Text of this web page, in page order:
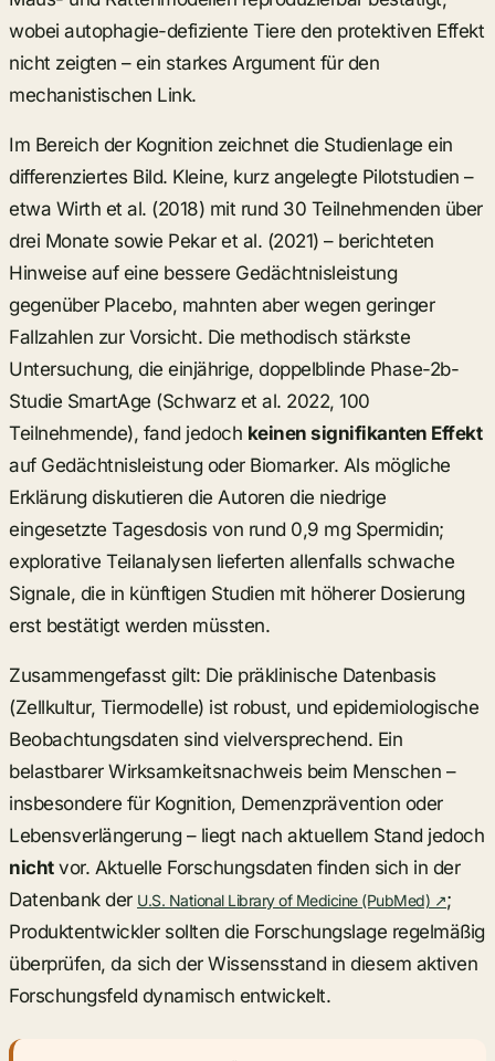
wobei autophagie-defiziente Tiere den protektiven Effekt
nicht zeigten – ein starkes Argument für den
mechanistischen Link.
Im Bereich der Kognition zeichnet die Studienlage ein
differenziertes Bild. Kleine, kurz angelegte Pilotstudien –
etwa Wirth et al. (2018) mit rund 30 Teilnehmenden über
drei Monate sowie Pekar et al. (2021) – berichteten
Hinweise auf eine bessere Gedächtnisleistung
gegenüber Placebo, mahnten aber wegen geringer
Fallzahlen zur Vorsicht. Die methodisch stärkste
Untersuchung, die einjährige, doppelblinde Phase-2b-
Studie SmartAge (Schwarz et al. 2022, 100
Teilnehmende), fand jedoch keinen signifikanten Effekt
auf Gedächtnisleistung oder Biomarker. Als mögliche
Erklärung diskutieren die Autoren die niedrige
eingesetzte Tagesdosis von rund 0,9 mg Spermidin;
explorative Teilanalysen lieferten allenfalls schwache
Signale, die in künftigen Studien mit höherer Dosierung
erst bestätigt werden müssten.
Zusammengefasst gilt: Die präklinische Datenbasis
(Zellkultur, Tiermodelle) ist robust, und epidemiologische
Beobachtungsdaten sind vielversprechend. Ein
belastbarer Wirksamkeitsnachweis beim Menschen –
insbesondere für Kognition, Demenzprävention oder
Lebensverlängerung – liegt nach aktuellem Stand jedoch
nichtvor. Aktuelle Forschungsdaten finden sich in der
Datenbank der U.S. National Library of Medicine (PubMed) ↗;
Produktentwickler sollten die Forschungslage regelmäßig
überprüfen, da sich der Wissensstand in diesem aktiven
Forschungsfeld dynamisch entwickelt.